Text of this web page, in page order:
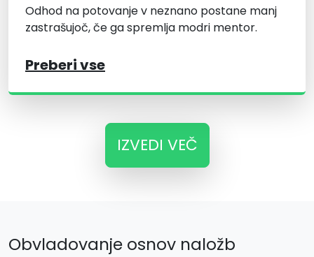
Odhod na potovanje v neznano postane manj
zastrašujoč, če ga spremlja modri mentor.
Preberi vse
IZVEDI VEČ
Obvladovanje osnov naložb